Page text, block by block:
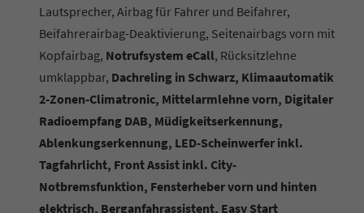
Lautsprecher, Airbag für Fahrer und Beifahrer,
Beifahrerairbag-Deaktivierung, Seitenairbags vorn mit
Kopfairbag, Notrufsystem eCall, Rücksitzlehne
umklappbar, Dachreling in Schwarz, Klimaautomatik
2-Zonen-Climatronic, Mittelarmlehne vorn, Digitaler
Radioempfang DAB, Müdigkeitserkennung,
Ablenkungserkennung, LED-Scheinwerfer inkl.
Tagfahrlicht, Front Assist inkl. City-
Notbremsfunktion, Fensterheber vorn und hinten
elektrisch, Berganfahrassistent, Easy Start